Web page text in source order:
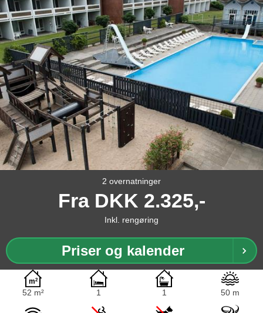
2 overnatninger
Fra DKK 2.325,-
Inkl. rengøring
Priser og kalender
52 m² 1 1 50 m